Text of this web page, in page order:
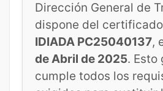
Dirección General de
dispone del
IDIADA PC25040137,
de Abril de 2025. Esto
cumple todos los